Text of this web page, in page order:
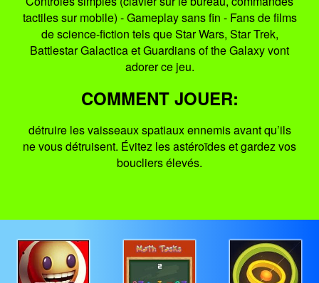
tactiles sur mobile) - Gameplay sans fin - Fans de films
de science-fiction tels que Star Wars, Star Trek,
Battlestar Galactica et Guardians of the Galaxy vont
adorer ce jeu.
COMMENT JOUER:
détruire les vaisseaux spatiaux ennemis avant qu’ils
ne vous détruisent. Évitez les astéroïdes et gardez vos
boucliers élevés.